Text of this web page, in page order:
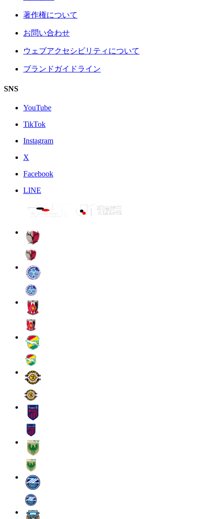
著作権について
お問い合わせ
ウェブアクセシビリティについて
ブランドガイドライン
SNS
YouTube
TikTok
Instagram
X
Facebook
LINE